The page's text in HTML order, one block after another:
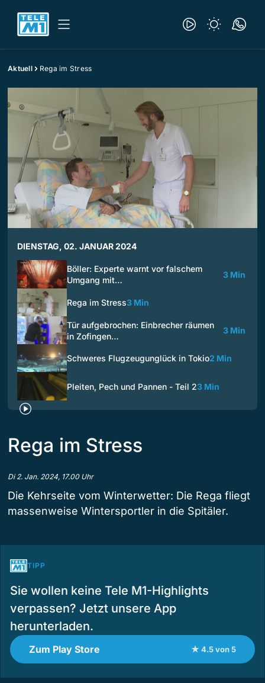
Aktuell Rega im Stress
DIENSTAG, 02. JANUAR 2024
Böller: Experte warnt vor falschem
Umgang mit…
3 Min
Rega im Stress3 Min
Tür aufgebrochen: Einbrecher räumen
in Zofingen…
3 Min
Schweres Flugzeugunglück in Tokio2 Min
Pleiten, Pech und Pannen - Teil 23 Min
Rega im Stress
Di 2. Jan. 2024, 17.00 Uhr
Die Kehrseite vom Winterwetter: Die Rega fliegt
massenweise Wintersportler in die Spitäler.
TIPP
Sie wollen keine Tele M1-Highlights
verpassen? Jetzt unsere App
herunterladen.
Zum Play Store ★ 4.5 von 5